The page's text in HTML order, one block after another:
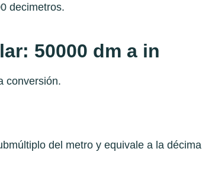
decimetros.
50000 dm a in
conversión.
del metro y equivale a la décima